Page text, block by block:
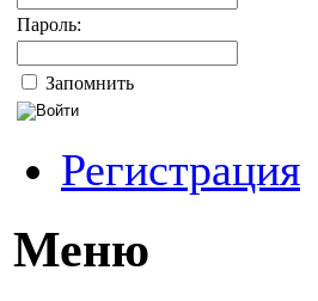
Пароль:
Запомнить
Регистрация
Меню